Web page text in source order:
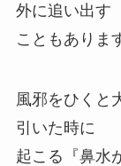
外に追い出す
こともありま
風邪をひくと
引いた時に
起こる『鼻水